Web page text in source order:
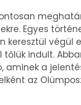
Egyes
keresztül végül
tőlük indult.
aminek a
az